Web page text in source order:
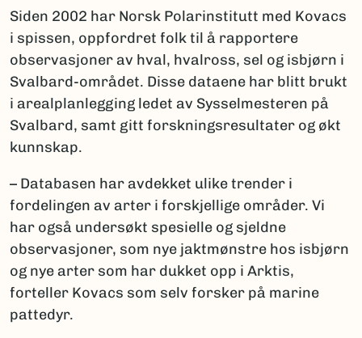
Siden 2002 har Norsk Polarinstitutt med Kovacs
i spissen, oppfordret folk til å rapportere
observasjoner av hval, hvalross, sel og isbjørn i
Svalbard-området. Disse dataene har blitt brukt
i arealplanlegging ledet av Sysselmesteren på
Svalbard, samt gitt forskningsresultater og økt
kunnskap.
– Databasen har avdekket ulike trender i
fordelingen av arter i forskjellige områder. Vi
har også undersøkt spesielle og sjeldne
observasjoner, som nye jaktmønstre hos isbjørn
og nye arter som har dukket opp i Arktis,
forteller Kovacs som selv forsker på marine
pattedyr.